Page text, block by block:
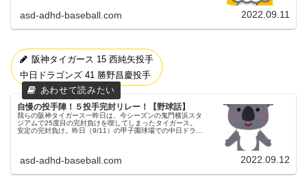
asd-adhd-baseball.com 2022.09.11
阪神タイガース 15 西純矢投手
中日ドラゴンズ 41 勝野昌慶投手
自慢の投手陣！５投手完封リレー！【野球話】
我らの阪神タイガース一昨日は、今シーズンの鬼門横浜スタ
ジアムで25度目の完封負けを喫してしまったタイガース。
安定の完封負け。昨日（9/11）の甲子園球場での中日ドラゴ
asd-adhd-baseball.com 2022.09.12